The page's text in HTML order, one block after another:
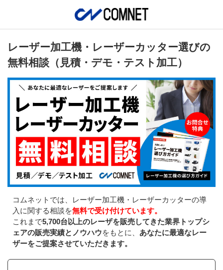
レーザー加工機・レーザーカッター選びの
無料相談（見積・デモ・テスト加工）
コムネットでは、レーザー加工機・レーザーカッターの導
入に関する相談を無料で受け付けています。
これまで5,700台以上のレーザを販売してきた業界トップシ
ェアの販売実績とノウハウをもとに、 あなたに最適なレー
ザーをご提案させていただきます。